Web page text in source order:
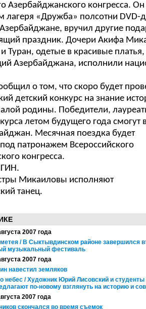
Азербайджанского конгресса.
лагеря «Дружба» полсотни DVD-
вручил другие
праздник. Дочери Акифа
Туран, одетые в красивые
Азербайджана, исполнили
о том, что скоро будет
детский конкурс на знание
родины. Победители,
летом будущего года смогут
Месячная поездка будет
патронажем Всероссийского
конгресса.
Микаиловы исполняют
танец.
2007 года
/ В Сыктывдинском районе завершился
музыкальный фестиваль
2007 года
навестил земляков
небес / Художник Юрий Лисовский и студенты
по-новому взглянуть на историю и
2007 года
скончался во время съемок